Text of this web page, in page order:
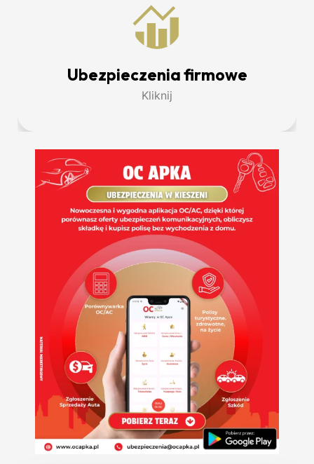
Ubezpieczenia firmowe
Kliknij